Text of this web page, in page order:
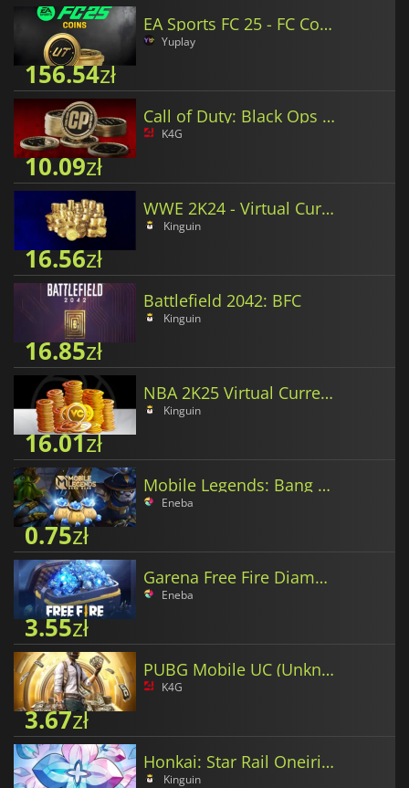
EA Sports FC 25 - FC Coins
Yuplay
156.54zł
Call of Duty: Black Ops 6 Points
K4G
10.09zł
WWE 2K24 - Virtual Currency
Kinguin
16.56zł
Battlefield 2042: BFC
Kinguin
16.85zł
NBA 2K25 Virtual Currency
Kinguin
16.01zł
Mobile Legends: Bang Bang Diamonds
Eneba
0.75zł
Garena Free Fire Diamonds
Eneba
3.55zł
PUBG Mobile UC (Unknown Cash)
K4G
3.67zł
Honkai: Star Rail Oneiric Shards
Kinguin